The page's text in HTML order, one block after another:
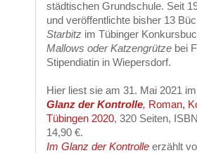
städtischen Grundschule. Seit
und veröffentlichte bisher 13
Starbitz im Tübinger
Mallows oder Katzengrütze bei
Stipendiatin in Wiepersdorf.
Hier liest sie am 31. Mai 2021
Glanz der Kontrolle, Roman,
Tübingen 2020, 320 Seiten,
14,90 €.
Im Glanz der Kontrolle erzählt